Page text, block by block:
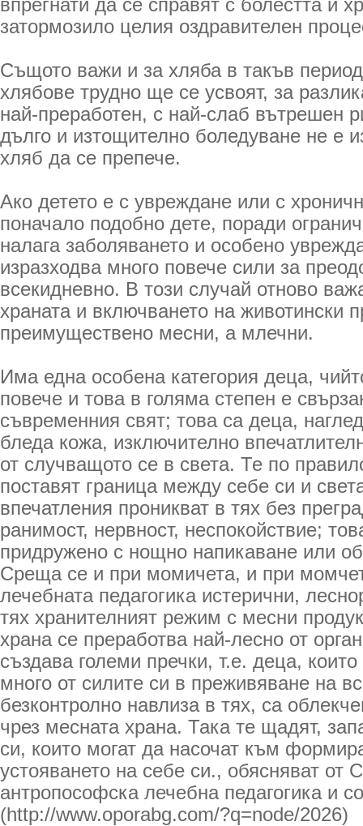
впрегнати да се справят с болестта и
затормозило целия оздравителен
Същото важи и за хляба в такъв
хлябове трудно ще се усвоят, за
най-преработен, с най-слаб вътрешен
дълго и изтощително боледуване не е
хляб да се препече.
Ако детето е с увреждане или с
поначало подобно дете, поради
налага заболяването и особено
изразходва много повече сили за
всекидневно. В този случай отново
храната и включването на животински
преимуществено месни, а млечни.
Има една особена категория деца,
повече и това в голяма степен е
съвременния свят; това са деца,
бледа кожа, изключително
от случващото се в света. Те по
поставят граница между себе си и
впечатления проникват в тях без
ранимост, нервност, неспокойствие;
придружено с нощно напикаване или
Среща се и при момичета, и при
лечебната педагогика истерични,
тях хранителният режим с месни
храна се преработва най-лесно от
създава големи пречки, т.е. деца,
много от силите си в преживяване на
безконтролно навлиза в тях, са
чрез месната храна. Така те щадят,
си, които могат да насочат към
устояването на себе си., обясняват от
антропософска лечебна педагогика и
(http://www.oporabg.com/?q=node/2026)